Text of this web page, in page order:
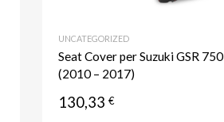
UNCATEGORIZED
Seat Cover per Suzuki GSR 750
(2010 – 2017)
130,33 €